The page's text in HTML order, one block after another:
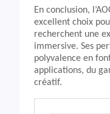
En conclusion,
excellent choix
recherchent une
immersive. Ses
polyvalence en
applications, du
créatif.